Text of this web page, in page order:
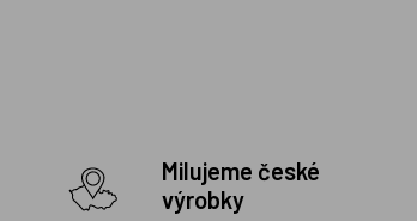
Milujeme české
výrobky